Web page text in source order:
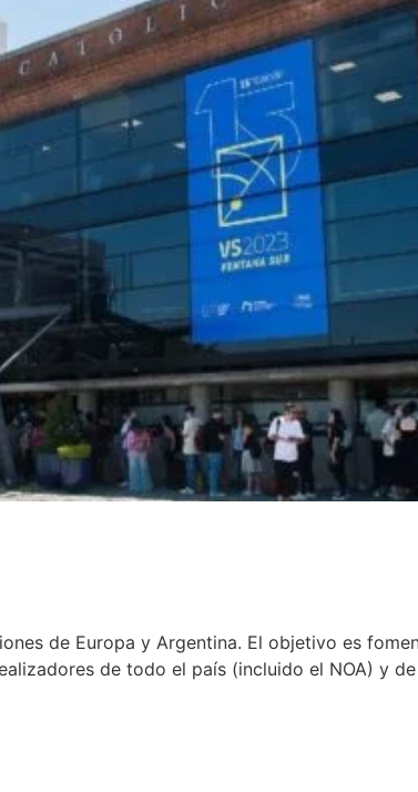
de Europa y Argentina. El objetivo es
de todo el país (incluido el NOA) y